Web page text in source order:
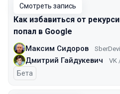
Смотреть запись
Как избавиться от
попал в Google
Максим Сидоров
Дмитрий Гайдукевич VK
Бета